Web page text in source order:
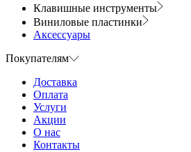
Клавишные инструменты
Виниловые пластинки
Аксессуары
Покупателям
Доставка
Оплата
Услуги
Акции
О нас
Контакты